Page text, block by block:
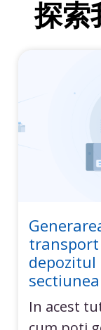
探索
depozitul
In acest